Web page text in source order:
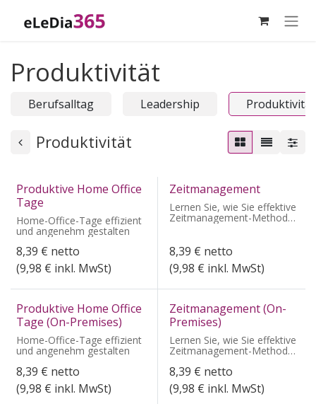
Produktivität
Berufsalltag Leadership Produktivität
Produktivität
Produktive Home Office
Tage
Home-Office-Tage effizient
und angenehm gestalten
8,39 € netto
(9,98 € inkl. MwSt)
Zeitmanagement
Lernen Sie, wie Sie effektive
Zeitmanagement-Methoden
in Ihren Arbeitsalltag
8,39 € netto
(9,98 € inkl. MwSt)
Produktive Home Office
Tage (On-Premises)
Home-Office-Tage effizient
und angenehm gestalten
8,39 € netto
(9,98 € inkl. MwSt)
Zeitmanagement (On-
Premises)
Lernen Sie, wie Sie effektive
Zeitmanagement-Methoden
in Ihren Arbeitsalltag
integrieren.
8,39 € netto
(9,98 € inkl. MwSt)